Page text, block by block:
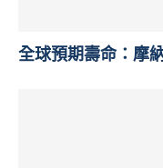
全球預期壽命：摩